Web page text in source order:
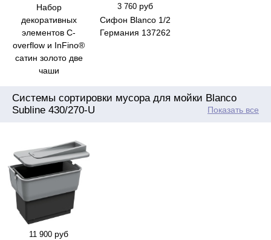
Набор
декоративных
элементов C-
overflow и InFino®
сатин золото две
чаши
3 760 руб
Сифон Blanco 1/2
Германия 137262
Системы сортировки мусора для мойки Blanco
Subline 430/270-U
Показать все
11 900 руб